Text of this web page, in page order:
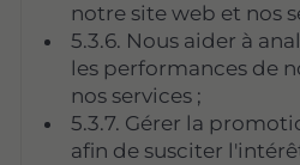
notre site web et nos
5.3.6. Nous aider à
les performances de
nos services ;
5.3.7. Gérer la
afin de susciter